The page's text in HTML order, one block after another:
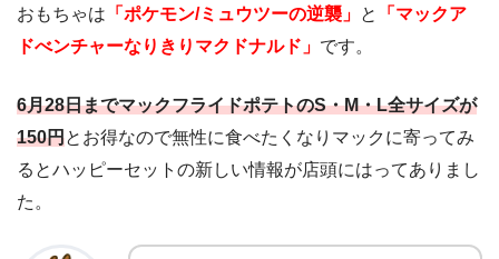
おもちゃは 「ポケモン/ミュウツーの逆襲」 と
「マックア
ドべンチャーなりきりマクドナルド」 です。
6月28日までマックフライドポテトのS・M・L全サイズが
150円とお得なので無性に食べたくなりマックに寄ってみ
るとハッピーセットの新しい情報が店頭にはってありまし
た。